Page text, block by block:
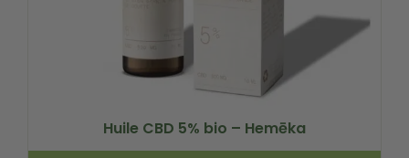
Huile CBD 5% bio – Hemēka